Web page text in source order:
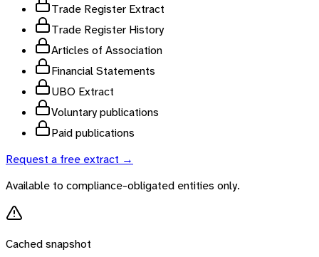
Trade Register Extract
Trade Register History
Articles of Association
Financial Statements
UBO Extract
Voluntary publications
Paid publications
Request a free extract →
Available to compliance-obligated entities only.
Cached snapshot